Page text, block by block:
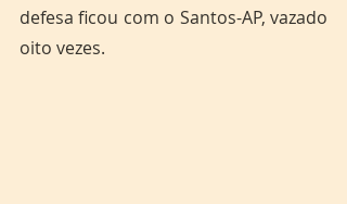
defesa ficou com o Santos-AP, vazado
oito vezes.